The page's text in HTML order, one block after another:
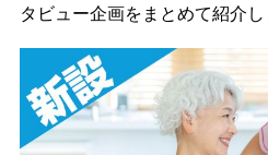
タビュー企画をまとめて紹介し